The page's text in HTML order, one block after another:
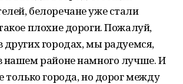
белоречане уже стали
плохие дороги. Пожалуй,
других городах, мы радуемся,
нашем районе намного лучше. И
только города, но дорог между